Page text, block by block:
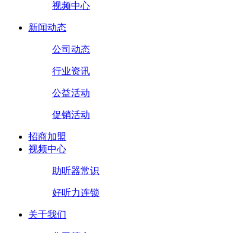
视频中心
新闻动态
公司动态
行业资讯
公益活动
促销活动
招商加盟
视频中心
助听器常识
好听力连锁
关于我们